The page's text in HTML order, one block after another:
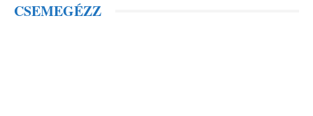
CSEMEGÉZZ